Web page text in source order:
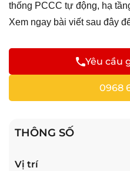
thống PCCC tự động, hạ
Xem ngay bài viết sau đây
Yêu cầu
0968
THÔNG SỐ
Vị trí